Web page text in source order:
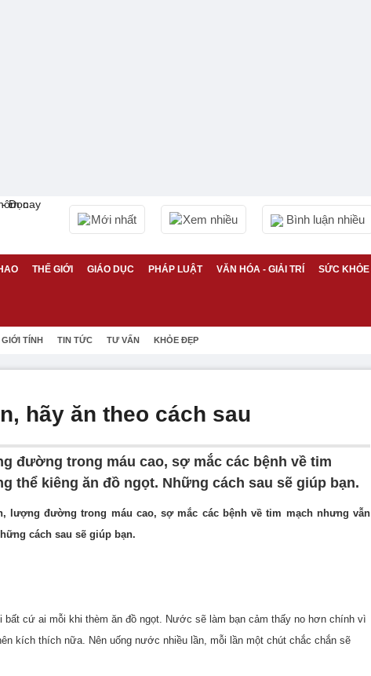
Mới nhất Xem nhiều Bình luận nhiều
THẾ GIỚI GIÁO DỤC PHÁP LUẬT VĂN HÓA - GIẢI TRÍ SỨC KHỎE
GIỚI TÍNH TIN TỨC TƯ VẤN KHỎE ĐẸP
hãy ăn theo cách sau
đường trong máu cao, sợ mắc các bệnh về tim
thể kiêng ăn đồ ngọt. Những cách sau sẽ giúp bạn.
lượng đường trong máu cao, sợ mắc các bệnh về tim mạch nhưng vẫn
cách sau sẽ giúp bạn.
cứ ai mỗi khi thèm ăn đồ ngọt. Nước sẽ làm bạn cảm thấy no hơn chính vì
kích thích nữa. Nên uống nước nhiều lần, mỗi lần một chút chắc chắn sẽ